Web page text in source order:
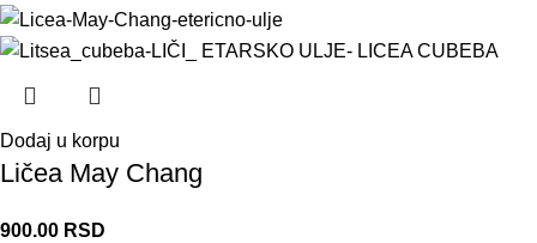
Dodaj u korpu
Ličea May Chang
900.00 RSD